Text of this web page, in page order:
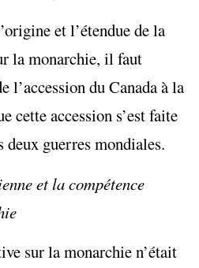
et l’étendue de la
la monarchie, il faut
l’accession du Canada à la
cette accession s’est faite
deux guerres mondiales.
et la compétence
sur la monarchie n’était